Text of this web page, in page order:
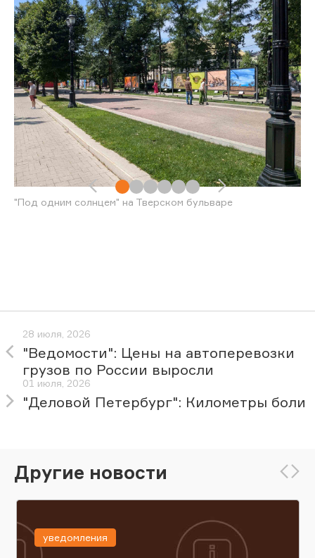
"Под одним солнцем" на Тверском бульваре
28 июля, 2026
"Ведомости": Цены на автоперевозки
грузов по России выросли
01 июля, 2026
"Деловой Петербург": Километры боли
Другие новости
уведомления